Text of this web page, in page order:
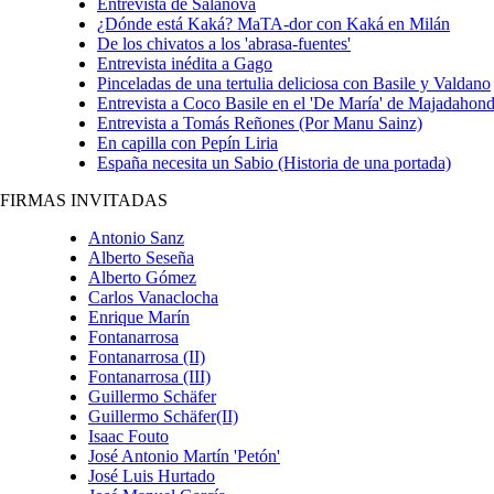
¿Dónde está Kaká? MaTA-dor con Kaká en Milán
De los chivatos a los 'abrasa-fuentes'
Entrevista inédita a Gago
Pinceladas de una tertulia deliciosa con Basile y Valdano
Entrevista a Coco Basile en el 'De María' de
Entrevista a Tomás Reñones (Por Manu Sainz)
En capilla con Pepín Liria
España necesita un Sabio (Historia de una portada)
FIRMAS INVITADAS
Antonio Sanz
Alberto Seseña
Alberto Gómez
Carlos Vanaclocha
Enrique Marí­n
Fontanarrosa
Fontanarrosa (II)
Fontanarrosa (III)
Guillermo Schäfer
Guillermo Schäfer(II)
Isaac Fouto
José Antonio Martín 'Petón'
José Luis Hurtado